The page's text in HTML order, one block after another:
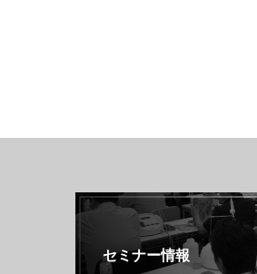
セミナー情報